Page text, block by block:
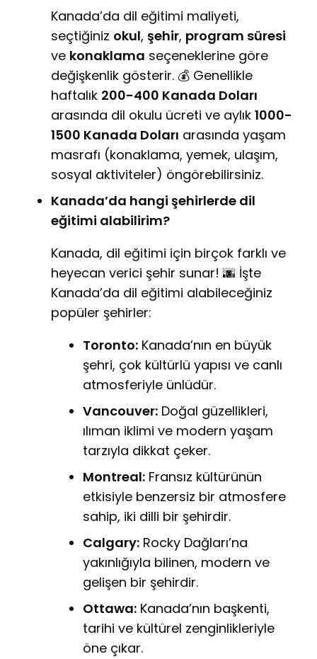
Kanada’da dil eğitimi maliyeti,
seçtiğiniz okul, şehir, program süresi
ve konaklama seçeneklerine göre
değişkenlik gösterir. 💰 Genellikle
haftalık 200-400 Kanada Doları
arasında dil okulu ücreti ve aylık 1000-
1500 Kanada Doları arasında yaşam
masrafı (konaklama, yemek, ulaşım,
sosyal aktiviteler) öngörebilirsiniz.
Kanada’da hangi şehirlerde dil
eğitimi alabilirim?
Kanada, dil eğitimi için birçok farklı ve
heyecan verici şehir sunar! 🌆 İşte
Kanada’da dil eğitimi alabileceğiniz
popüler şehirler:
Toronto: Kanada’nın en büyük
şehri, çok kültürlü yapısı ve canlı
atmosferiyle ünlüdür.
Vancouver: Doğal güzellikleri,
ılıman iklimi ve modern yaşam
tarzıyla dikkat çeker.
Montreal: Fransız kültürünün
etkisiyle benzersiz bir atmosfere
sahip, iki dilli bir şehirdir.
Calgary: Rocky Dağları’na
yakınlığıyla bilinen, modern ve
gelişen bir şehirdir.
Ottawa: Kanada’nın başkenti,
tarihi ve kültürel zenginlikleriyle
öne çıkar.